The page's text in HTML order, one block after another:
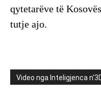
qytetarëve të
tutje ajo.
Video nga Inteligjenca